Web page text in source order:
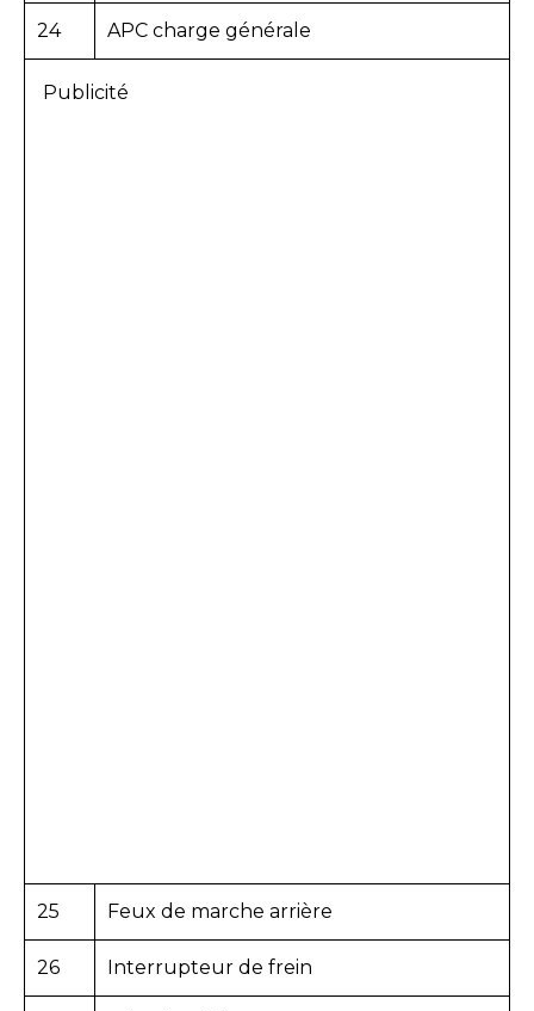
24 APC charge générale
Publicité
25 Feux de marche arrière
26 Interrupteur de frein